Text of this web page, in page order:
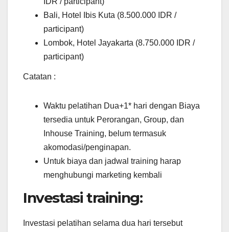
Bali, Hotel Ibis Kuta (8.500.000 IDR /
participant)
Lombok, Hotel Jayakarta (8.750.000 IDR /
participant)
Catatan :
Waktu pelatihan Dua+1* hari dengan Biaya
tersedia untuk Perorangan, Group, dan
Inhouse Training, belum termasuk
akomodasi/penginapan.
Untuk biaya dan jadwal training harap
menghubungi marketing kembali
Investasi training:
Investasi pelatihan selama dua hari tersebut